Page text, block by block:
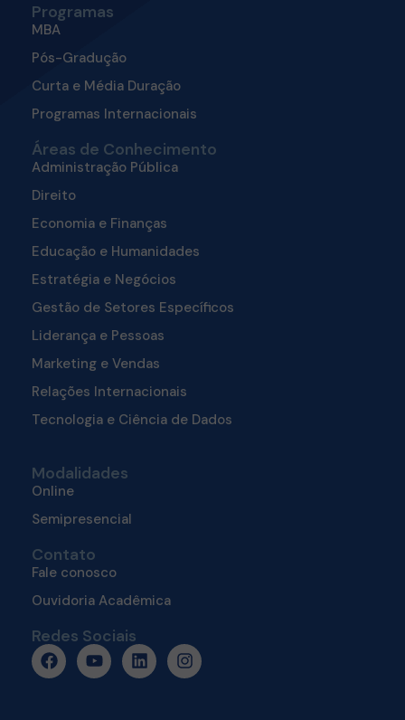
Programas
MBA
Pós-Gradução
Curta e Média Duração
Programas Internacionais
Áreas de Conhecimento
Administração Pública
Direito
Economia e Finanças
Educação e Humanidades
Estratégia e Negócios
Gestão de Setores Específicos
Liderança e Pessoas
Marketing e Vendas
Relações Internacionais
Tecnologia e Ciência de Dados
Modalidades
Online
Semipresencial
Contato
Fale conosco
Ouvidoria Acadêmica
Redes Sociais